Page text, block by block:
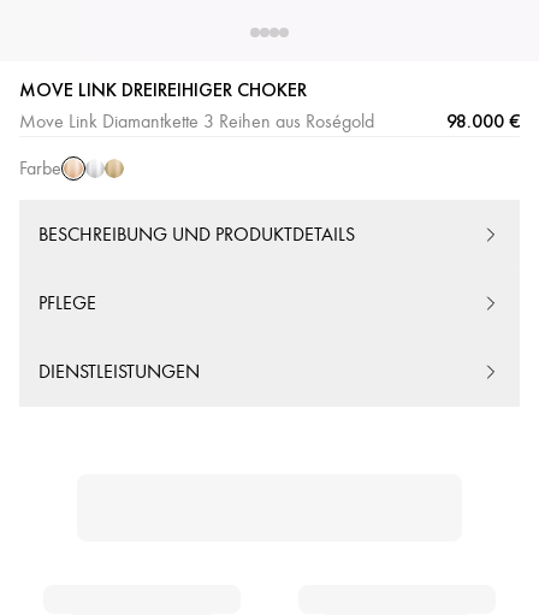
MOVE LINK DREIREIHIGER CHOKER
Move Link Diamantkette 3 Reihen aus Roségold 98.000 €
Farbe
Roségold
Weißgold
Gelbgold
BESCHREIBUNG UND PRODUKTDETAILS
PFLEGE
DIENSTLEISTUNGEN